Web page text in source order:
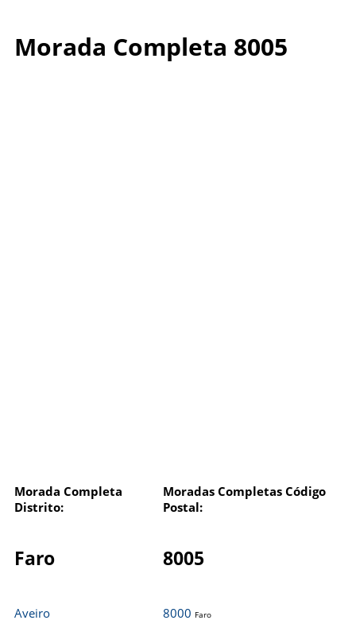
Morada Completa 8005
Morada Completa
Distrito:
Moradas Completas Código
Postal:
Faro 8005
Aveiro
8000 Faro